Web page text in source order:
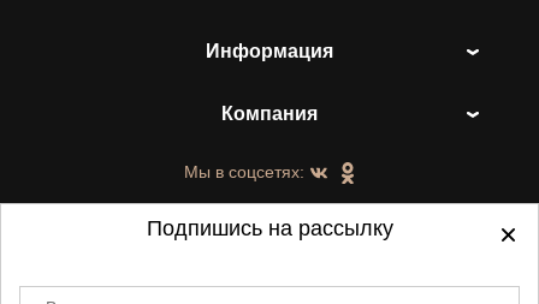
Информация
Компания
Мы в соцсетях:
Подпишись на рассылку